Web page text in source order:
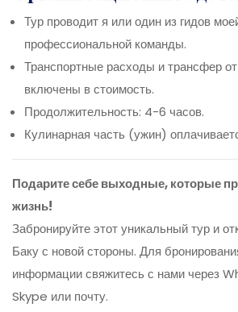
Тур проводит я или один из гидов
профессиональной команды.
Транспортные расходы и трансфер
включены в стоимость.
Продолжительность: 4-6 часов.
Кулинарная часть (ужин)
Подарите себе выходные, которые
жизнь!
Забронируйте этот уникальный тур и
Баку с новой стороны. Для
информации свяжитесь с нами через
Skype или почту.